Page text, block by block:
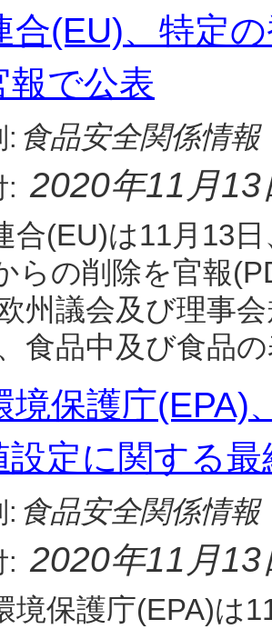
合(EU)、特定
報で公表
: 食品安全関係情報
: 2020年11月13
(EU)は11月13
らの削除を官報
議会及び理事会
食品中及び食品
境保護庁(EPA)
設定に関する
: 食品安全関係情報
: 2020年11月13
保護庁(EPA)は